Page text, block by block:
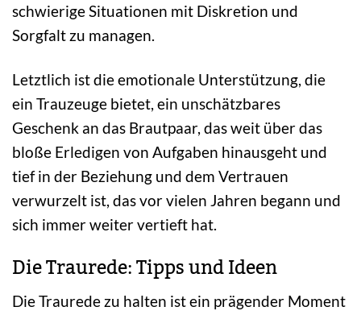
schwierige Situationen mit Diskretion und
Sorgfalt zu managen.
Letztlich ist die emotionale Unterstützung, die
ein Trauzeuge bietet, ein unschätzbares
Geschenk an das Brautpaar, das weit über das
bloße Erledigen von Aufgaben hinausgeht und
tief in der Beziehung und dem Vertrauen
verwurzelt ist, das vor vielen Jahren begann und
sich immer weiter vertieft hat.
Die Traurede: Tipps und Ideen
Die Traurede zu halten ist ein prägender Moment